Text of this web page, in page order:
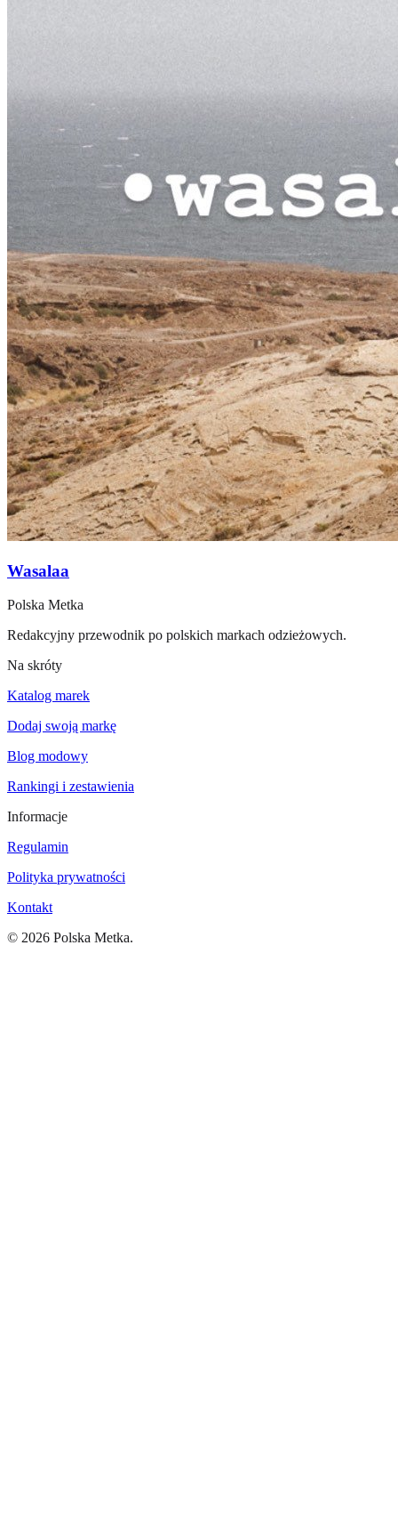
Wasalaa
Polska Metka
Redakcyjny przewodnik po polskich markach odzieżowych.
Na skróty
Katalog marek
Dodaj swoją markę
Blog modowy
Rankingi i zestawienia
Informacje
Regulamin
Polityka prywatności
Kontakt
© 2026 Polska Metka.